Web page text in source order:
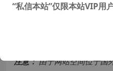
注意：由于网站空间位于国
“私信本站”仅限本站VIP用